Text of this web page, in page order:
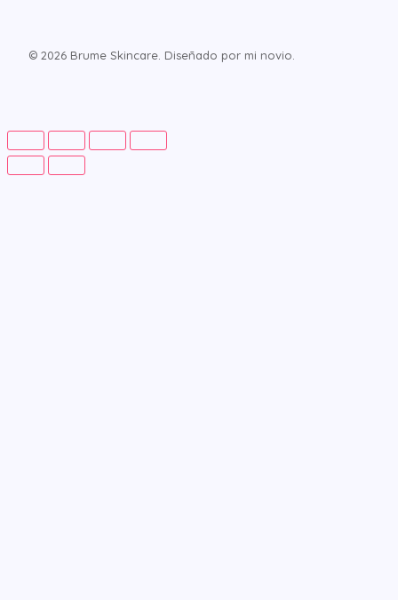
© 2026 Brume Skincare. Diseñado por mi novio.